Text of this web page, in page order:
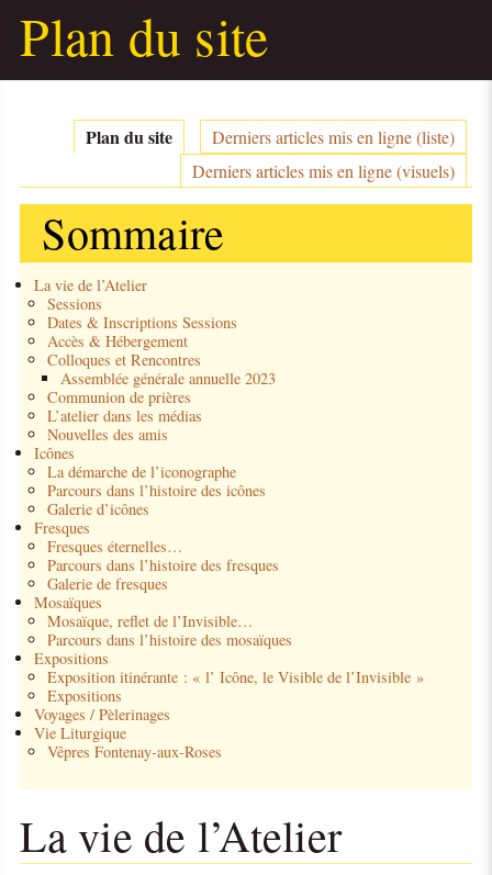
Plan du site
Plan du site
Derniers articles mis en ligne (liste)
Derniers articles mis en ligne (visuels)
Sommaire
La vie de l’Atelier
Sessions
Dates & Inscriptions Sessions
Accès & Hébergement
Colloques et Rencontres
Assemblée générale annuelle 2023
Communion de prières
L’atelier dans les médias
Nouvelles des amis
Icônes
La démarche de l’iconographe
Parcours dans l’histoire des icônes
Galerie d’icônes
Fresques
Fresques éternelles…
Parcours dans l’histoire des fresques
Galerie de fresques
Mosaïques
Mosaïque, reflet de l’Invisible…
Parcours dans l’histoire des mosaïques
Expositions
Exposition itinérante : « l’ Icône, le Visible de l’Invisible »
Expositions
Voyages / Pèlerinages
Vie Liturgique
Vêpres Fontenay-aux-Roses
La vie de l’Atelier